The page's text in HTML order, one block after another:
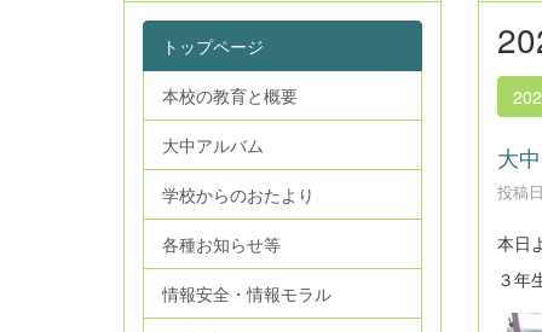
大
投稿
本日
３年
トップページ
本校の教育と概要
大中アルバム
学校からのおたより
各種お知らせ等
情報安全・情報モラル